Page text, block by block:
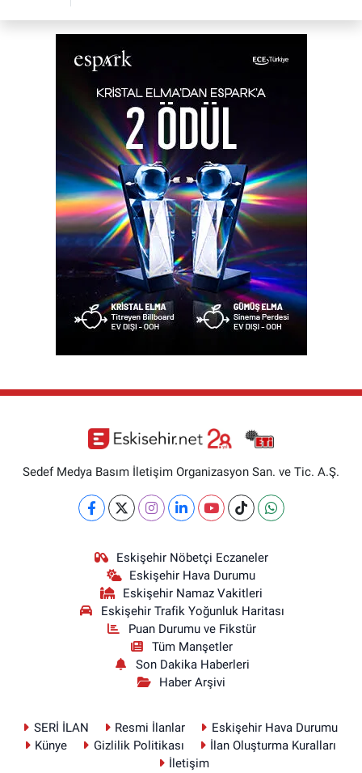
Sedef Medya Basım İletişim Organizasyon San. ve Tic. A.Ş.
Eskişehir Nöbetçi Eczaneler
Eskişehir Hava Durumu
Eskişehir Namaz Vakitleri
Eskişehir Trafik Yoğunluk Haritası
Puan Durumu ve Fikstür
Tüm Manşetler
Son Dakika Haberleri
Haber Arşivi
SERİ İLAN Resmi İlanlar
Eskişehir Hava Durumu
Künye
Gizlilik Politikası
İlan Oluşturma Kuralları
İletişim